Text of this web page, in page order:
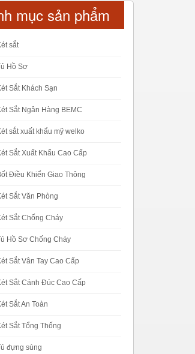
mục sản phẩm
sắt
Hồ Sơ
Sắt Khách Sạn
Sắt Ngân Hàng BEMC
sắt xuất khẩu mỹ welko
Sắt Xuất Khẩu Cao Cấp
Điều Khiển Giao Thông
Sắt Văn Phòng
Sắt Chống Cháy
Hồ Sơ Chống Cháy
Sắt Vân Tay Cao Cấp
Sắt Cánh Đúc Cao Cấp
Sắt An Toàn
Sắt Tổng Thống
đựng súng